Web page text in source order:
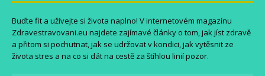
Buďte fit a užívejte si života naplno! V internetovém magazínu
Zdravestravovani.eu najdete zajímavé články o tom, jak jíst zdravě
a přitom si pochutnat, jak se udržovat v kondici, jak vytěsnit ze
života stres a na co si dát na cestě za štíhlou linií pozor.